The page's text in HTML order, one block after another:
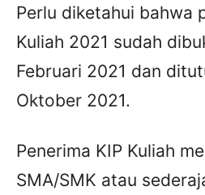
Perlu diketahui bahwa
Kuliah 2021 sudah
Februari 2021 dan
Oktober 2021.
Penerima KIP Kuliah
SMA/SMK atau